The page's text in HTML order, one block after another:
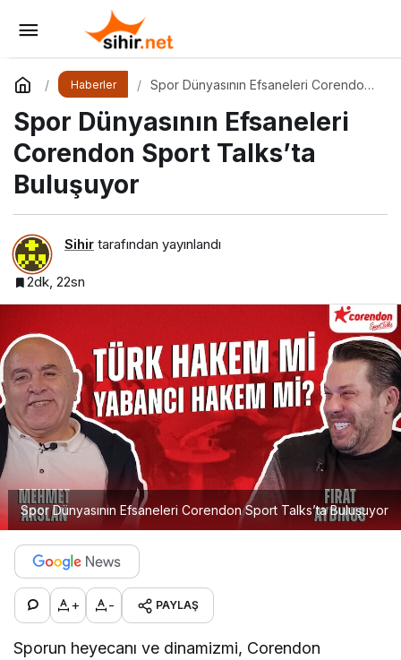
Haberler
Spor Dünyasının Efsaneleri Corendon
Spor Dünyasının Efsaneleri
Corendon Sport Talks’ta
Buluşuyor
Sihir tarafından yayınlandı
2dk, 22sn
Spor Dünyasının Efsaneleri Corendon Sport Talks’ta Buluşuyor
+ - PAYLAŞ
Sporun heyecanı ve dinamizmi, Corendon
Spor Dünyasının Efsaneleri Corendon Sport
Talks’ta Buluşuyor
Yorum Yap